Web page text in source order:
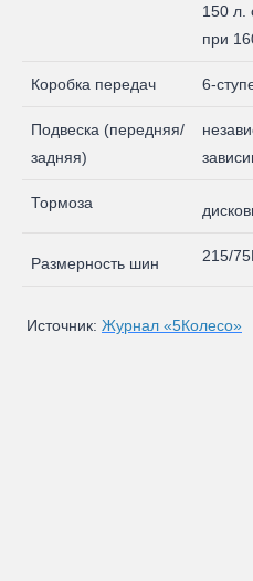
150 л.
при
Коробка передач
Подвеска (передняя/
задняя)
Тормоза
Размерность шин 215/
Источник: Журнал «5Колесо»